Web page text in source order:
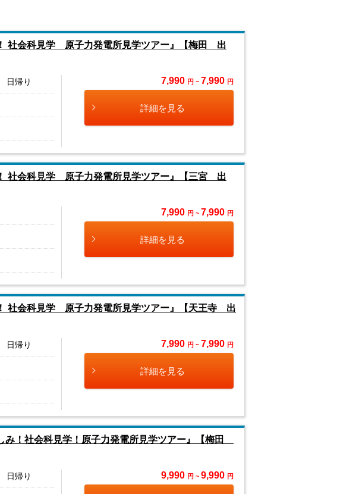
社会科見学 原子力発電所見学ツアー』【梅田 出
日帰り 7,990 円 ~ 7,990 円
詳細を見る
社会科見学 原子力発電所見学ツアー』【三宮 出
7,990 円 ~ 7,990 円
詳細を見る
社会科見学 原子力発電所見学ツアー』【天王寺 出
日帰り 7,990 円 ~ 7,990 円
詳細を見る
み！社会科見学！原子力発電所見学ツアー』【梅田
日帰り 9,990 円 ~ 9,990 円